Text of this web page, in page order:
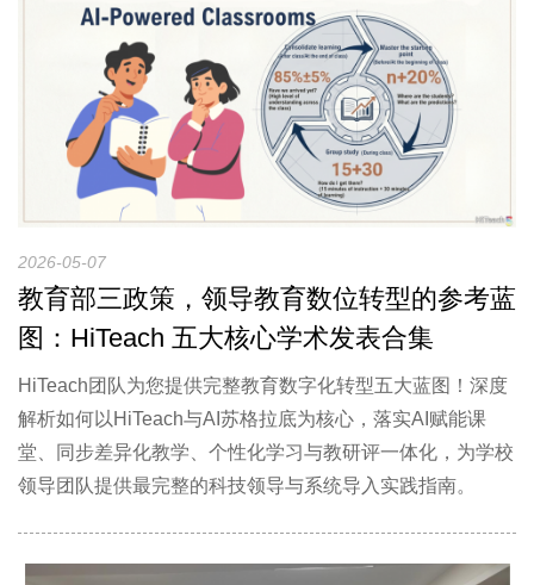
2026-05-07
教育部三政策，领导教育数位转型的参考蓝
图：HiTeach 五大核心学术发表合集
HiTeach团队为您提供完整教育数字化转型五大蓝图！深度
解析如何以HiTeach与AI苏格拉底为核心，落实AI赋能课
堂、同步差异化教学、个性化学习与教研评一体化，为学校
领导团队提供最完整的科技领导与系统导入实践指南。